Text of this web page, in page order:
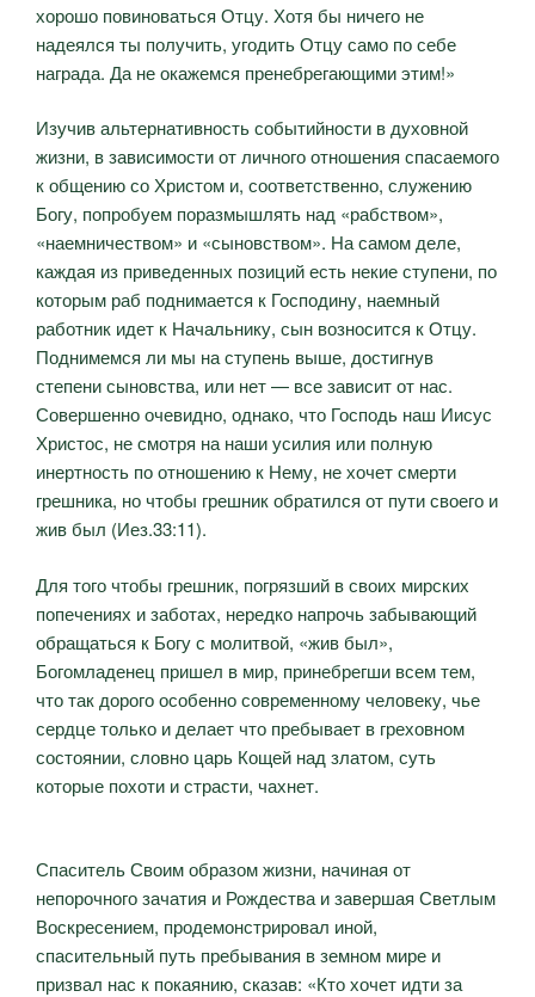
хорошо повиноваться Отцу. Хотя бы ничего не
надеялся ты получить, угодить Отцу само по себе
награда. Да не окажемся пренебрегающими этим!»
Изучив альтернативность событийности в духовной
жизни, в зависимости от личного отношения спасаемого
к общению со Христом и, соответственно, служению
Богу, попробуем поразмышлять над «рабством»,
«наемничеством» и «сыновством». На самом деле,
каждая из приведенных позиций есть некие ступени, по
которым раб поднимается к Господину, наемный
работник идет к Начальнику, сын возносится к Отцу.
Поднимемся ли мы на ступень выше, достигнув
степени сыновства, или нет — все зависит от нас.
Совершенно очевидно, однако, что Господь наш Иисус
Христос, не смотря на наши усилия или полную
инертность по отношению к Нему, не хочет смерти
грешника, но чтобы грешник обратился от пути своего и
жив был (Иез.33:11).
Для того чтобы грешник, погрязший в своих мирских
попечениях и заботах, нередко напрочь забывающий
обращаться к Богу с молитвой, «жив был»,
Богомладенец пришел в мир, принебрегши всем тем,
что так дорого особенно современному человеку, чье
сердце только и делает что пребывает в греховном
состоянии, словно царь Кощей над златом, суть
которые похоти и страсти, чахнет.
Спаситель Своим образом жизни, начиная от
непорочного зачатия и Рождества и завершая Светлым
Воскресением, продемонстрировал иной,
спасительный путь пребывания в земном мире и
призвал нас к покаянию, сказав: «Кто хочет идти за